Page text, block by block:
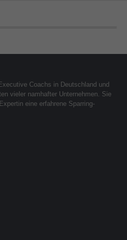
Coachs in Deutschland und
vieler namhafter Unternehmen. Sie
eine erfahrene Sparring-